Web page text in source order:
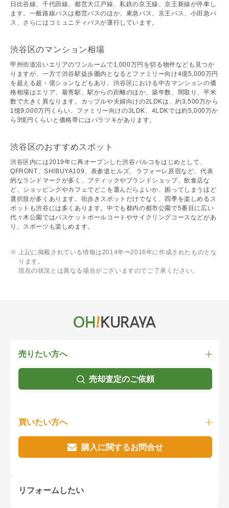
日比谷線、千代田線、都営大江戸線、私鉄の京王線、京王新線が停車し
ます。一般路線バスは都営バスのほか、東急バス、京王バス、小田急バ
ス、さらにはコミュニティバスが運行しています。
渋谷区のマンション相場
甲州街道沿いエリアのワンルームで1,000万円を切る物件なども見つか
りますが、一方で渋谷駅徒歩圏内となるとファミリー向け4億5,000万円
を超える超・億ションなどもあり、渋谷区における中古マンションの価
格相場はエリア、最寄駅、駅からの距離のほか、築年数、間取り、平米
数で大きく異なります。カップルや夫婦向けの2LDKは、約3,500万から
1憶9,000万円くらい、ファミリー向けの3LDK、4LDKでは約5,000万か
ら3憶円くらいと価格帯にはバラツキがあります。
渋谷区のおすすめスポット
渋谷区内には2019年に再オープンした渋谷パルコをはじめとして、
QFRONT、SHIBUYA109、表参道ヒルズ、ラフォーレ原宿など、代表
的なランドマークが多く、ブティックやブランドショップ、飲食店な
ど、ショッピングやカフェでどこを選んだらよいか、困ってしまうほど
選択肢が多くあります。街歩きスポットだけでなく、四季を楽しめるス
ポットも渋谷には多くあります。中でも都内の都市公園で5番目に広い
代々木公園ではバスケットボールコートやサイクリングコースなどがあ
り、スポーツも楽しめます。
上記に掲載されている情報は2014年〜2016年に作成されたものとな
ります。
現在の状況とは異なる場合がございますのでご了承ください。
売りたい方へ
売却査定のご依頼
買いたい方へ
購入に関するお問合せ
リフォームしたい